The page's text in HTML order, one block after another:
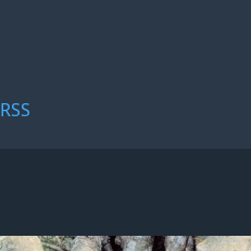
RSS